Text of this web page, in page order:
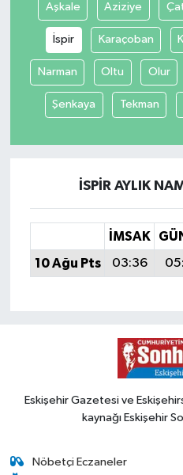
Aşkale Aziziye
İspir Karaçoban
Narman Oltu Olur
Şenkaya Tekman
İSPIR AYLIK
İMSAK
10 Ağu Pts
03:36
Eskişehir Gazetesi ve
kaynağı Eskişehir
Nöbetçi Eczaneler